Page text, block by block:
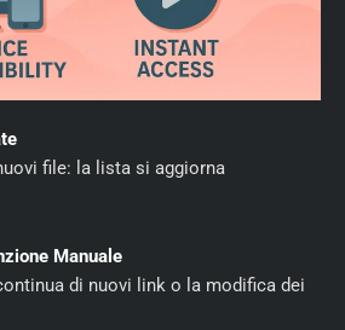
file: la lista si aggiorna
Manuale
di nuovi link o la modifica dei